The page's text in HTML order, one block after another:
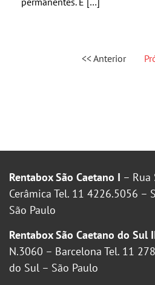
<< Anterior
Rentabox São Caetano I – Rua
Cerâmica Tel. 11 4226.5056 –
São Paulo
Rentabox São Caetano do Sul
N.3060 – Barcelona Tel. 11
do Sul – São Paulo